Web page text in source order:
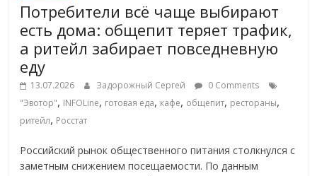
Потребители всё чаще выбирают
есть дома: общепит теряет трафик,
а ритейл забирает повседневную
еду
13.07.2026 Задорожный Сергей
0 Comments
"Эвотор", INFOLine, готовая еда, кафе, общепит, рестораны,
ритейл, Росстат
Российский рынок общественного питания столкнулся с
заметным снижением посещаемости. По данным